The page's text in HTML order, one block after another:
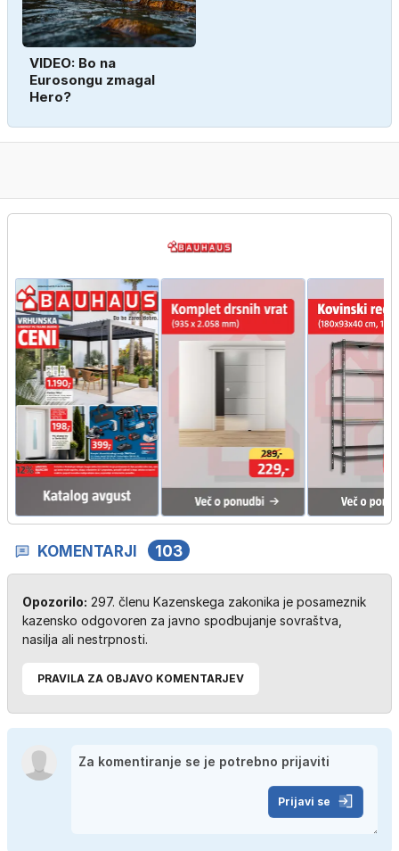
VIDEO: Bo na
Eurosongu zmagal
Hero?
KOMENTARJI 103
Opozorilo: 297. členu Kazenskega zakonika je posameznik
kazensko odgovoren za javno spodbujanje sovraštva,
nasilja ali nestrpnosti.
PRAVILA ZA OBJAVO KOMENTARJEV
Prijavi se